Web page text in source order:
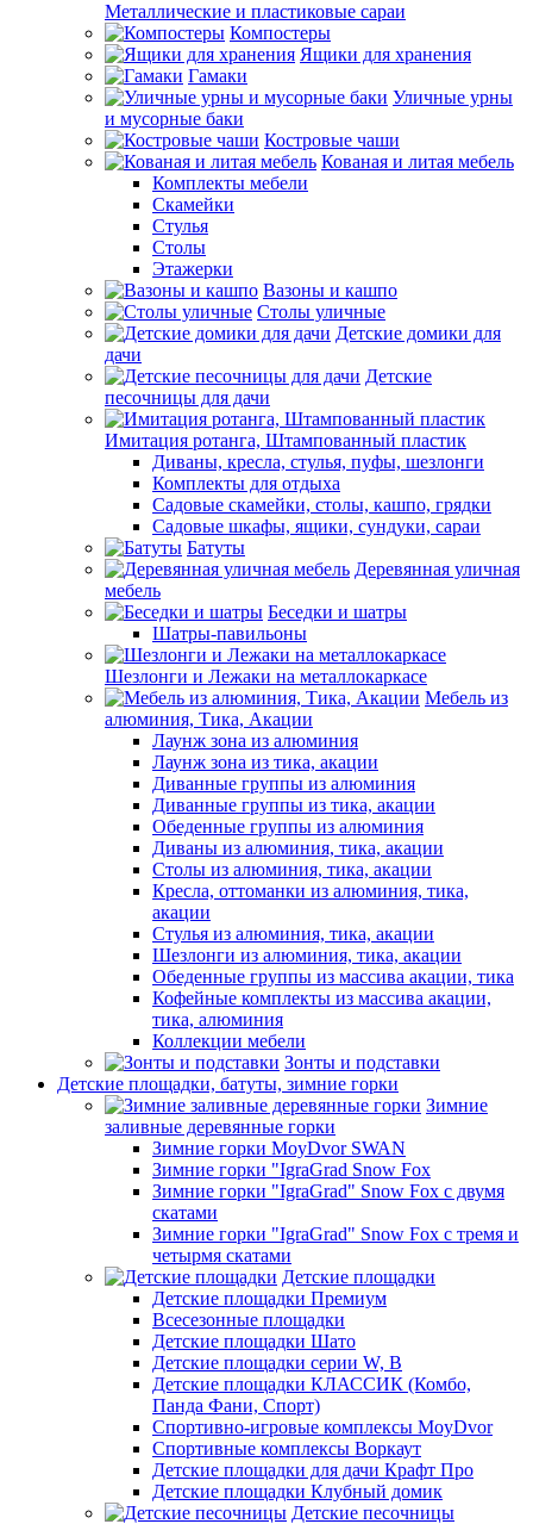
Металлические и пластиковые сараи
Компостеры
Ящики для хранения
Гамаки
Уличные урны
и мусорные баки
Костровые чаши
Кованая и литая мебель
Комплекты мебели
Скамейки
Стулья
Столы
Этажерки
Вазоны и кашпо
Столы уличные
Детские домики для
дачи
Детские
песочницы для дачи
Имитация ротанга, Штампованный пластик
Диваны, кресла, стулья, пуфы, шезлонги
Комплекты для отдыха
Садовые скамейки, столы, кашпо, грядки
Садовые шкафы, ящики, сундуки, сараи
Батуты
Деревянная уличная
мебель
Беседки и шатры
Шатры-павильоны
Шезлонги и Лежаки на металлокаркасе
Мебель из
алюминия, Тика, Акации
Лаунж зона из алюминия
Лаунж зона из тика, акации
Диванные группы из алюминия
Диванные группы из тика, акации
Обеденные группы из алюминия
Диваны из алюминия, тика, акации
Столы из алюминия, тика, акации
Кресла, оттоманки из алюминия, тика,
акации
Стулья из алюминия, тика, акации
Шезлонги из алюминия, тика, акации
Обеденные группы из массива акации, тика
Кофейные комплекты из массива акации,
тика, алюминия
Коллекции мебели
Зонты и подставки
Детские площадки, батуты, зимние горки
Зимние
заливные деревянные горки
Зимние горки MoyDvor SWAN
Зимние горки "IgraGrad Snow Fox
Зимние горки "IgraGrad" Snow Fox с двумя
скатами
Зимние горки "IgraGrad" Snow Fox с тремя и
четырмя скатами
Детские площадки
Детские площадки Премиум
Всесезонные площадки
Детские площадки Шато
Детские площадки серии W, В
Детские площадки КЛАССИК (Комбо,
Панда Фани, Спорт)
Спортивно-игровые комплексы MoyDvor
Спортивные комплексы Воркаут
Детские площадки для дачи Крафт Про
Детские площадки Клубный домик
Детские песочницы